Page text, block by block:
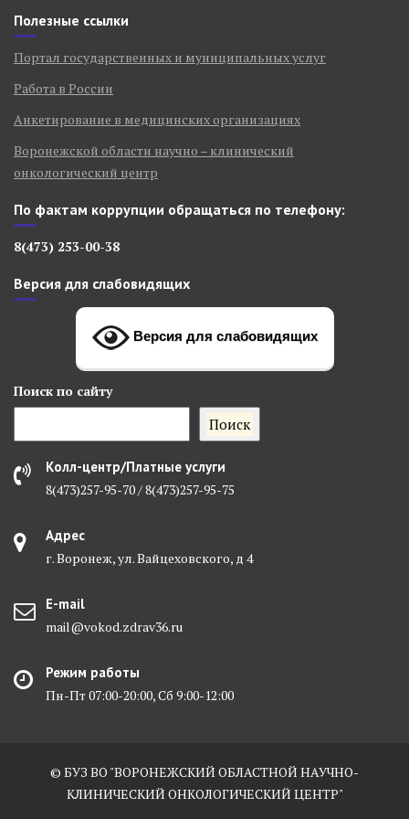
Полезные ссылки
Портал государственных и муниципальных услуг
Работа в России
Анкетирование в медицинских организациях
Воронежской области научно – клинический
онкологический центр
По фактам коррупции обращаться по телефону:
8(473) 253-00-38
Версия для слабовидящих
Версия для слабовидящих
Поиск по сайту
Поиск
Колл-центр/Платные услуги
8(473)257-95-70 / 8(473)257-95-75
Адрес
г. Воронеж, ул. Вайцеховского, д 4
E-mail
mail@vokod.zdrav36.ru
Режим работы
Пн-Пт 07:00-20:00, Сб 9:00-12:00
© БУЗ ВО "ВОРОНЕЖСКИЙ ОБЛАСТНОЙ НАУЧНО-
КЛИНИЧЕСКИЙ ОНКОЛОГИЧЕСКИЙ ЦЕНТР"